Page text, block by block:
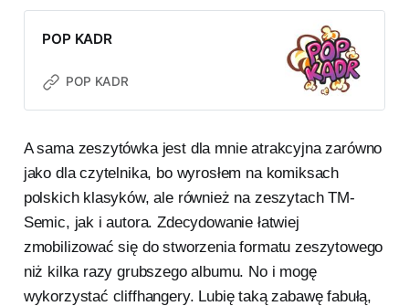
POP KADR
POP KADR
A sama zeszytówka jest dla mnie atrakcyjna zarówno
jako dla czytelnika, bo wyrosłem na komiksach
polskich klasyków, ale również na zeszytach TM-
Semic, jak i autora. Zdecydowanie łatwiej
zmobilizować się do stworzenia formatu zeszytowego
niż kilka razy grubszego albumu. No i mogę
wykorzystać cliffhangery. Lubię taką zabawę fabułą,